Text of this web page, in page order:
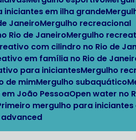
iniciantes em ilha grande
Janeiro
Mergulho recreacional
Rio de Janeiro Mergulho
com cilindro no Rio de
em família no Rio de
para iniciantes
Mergulho
de mim Mergulho subaquático
em João Pessoa
Open water no
Primeiro mergulho para
advanced